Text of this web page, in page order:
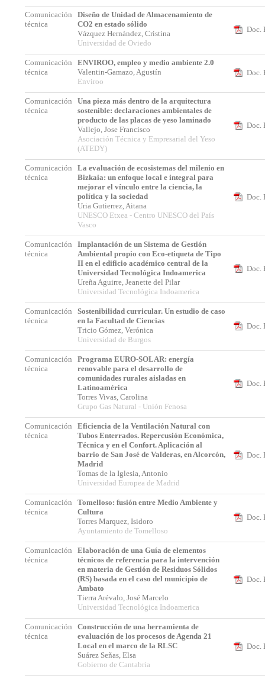
Comunicación
técnica
Diseño de Unidad de Almacenamiento de
CO2 en estado sólido
Vázquez Hernández, Cristina
Universidad de Oviedo
Doc.
Comunicación
técnica
ENVIROO, empleo y medio ambiente 2.0
Valentin-Gamazo, Agustín
Enviroo
Doc.
Comunicación
técnica
Una pieza más dentro de la arquitectura
sostenible: declaraciones ambientales de
producto de las placas de yeso laminado
Vallejo, Jose Francisco
Asociación Técnica y Empresarial del Yeso
(ATEDY)
Doc.
Comunicación
técnica
La evaluación de ecosistemas del milenio en
Bizkaia: un enfoque local e integral para
mejorar el vínculo entre la ciencia, la
política y la sociedad
Uria Gutierrez, Aitana
UNESCO Etxea - Centro UNESCO del País
Vasco
Doc.
Comunicación
técnica
Implantación de un Sistema de Gestión
Ambiental propio con Eco-etiqueta de Tipo
II en el edificio académico central de la
Universidad Tecnológica Indoamerica
Ureña Aguirre, Jeanette del Pilar
Universidad Tecnológica Indoamerica
Doc.
Comunicación
técnica
Sostenibilidad curricular. Un estudio de caso
en la Facultad de Ciencias
Tricio Gómez, Verónica
Universidad de Burgos
Doc.
Comunicación
técnica
Programa EURO-SOLAR: energía
renovable para el desarrollo de
comunidades rurales aisladas en
Latinoamérica
Torres Vivas, Carolina
Grupo Gas Natural - Unión Fenosa
Doc.
Comunicación
técnica
Eficiencia de la Ventilación Natural con
Tubos Enterrados. Repercusión Económica,
Técnica y en el Confort. Aplicación al
barrio de San José de Valderas, en Alcorcón,
Madrid
Tomas de la Iglesia, Antonio
Universidad Europea de Madrid
Doc.
Comunicación
técnica
Tomelloso: fusión entre Medio Ambiente y
Cultura
Torres Marquez, Isidoro
Ayuntamiento de Tomelloso
Doc.
Comunicación
técnica
Elaboración de una Guía de elementos
técnicos de referencia para la intervención
en materia de Gestión de Residuos Sólidos
(RS) basada en el caso del municipio de
Ambato
Tierra Arévalo, José Marcelo
Universidad Tecnológica Indoamerica
Doc.
Comunicación
técnica
Construcción de una herramienta de
evaluación de los procesos de Agenda 21
Local en el marco de la RLSC
Suárez Señas, Elsa
Gobierno de Cantabria
Doc.